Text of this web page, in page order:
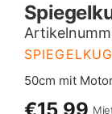
50cm mit